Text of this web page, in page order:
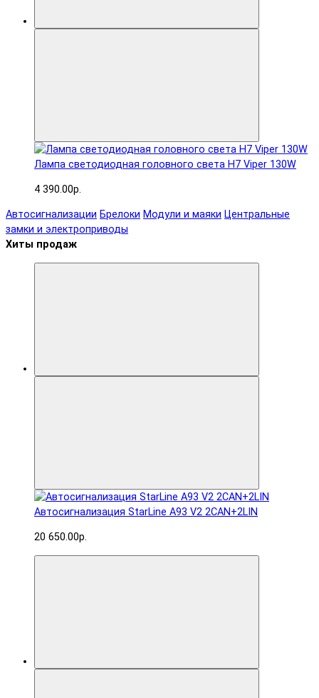
Лампа светодиодная головного света H7 Viper 130W
4 390.00р.
Автосигнализации Брелоки Модули и маяки Центральные
замки и электроприводы
Хиты продаж
Автосигнализация StarLine A93 V2 2CAN+2LIN
20 650.00р.